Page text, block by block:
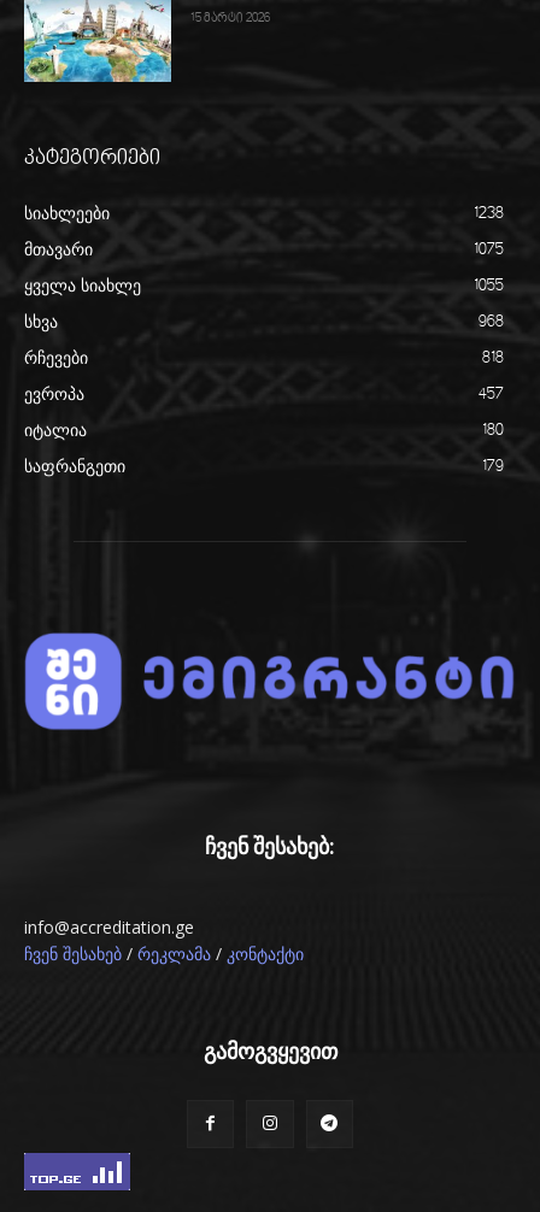
15 მარტი 2026
კატეგორიები
სიახლეები 1238
მთავარი 1075
ყველა სიახლე 1055
სხვა 968
რჩევები 818
ევროპა 457
იტალია 180
საფრანგეთი 179
ჩვენ შესახებ:
info@accreditation.ge
ჩვენ შესახებ / რეკლამა / კონტაქტი
გამოგვყევით